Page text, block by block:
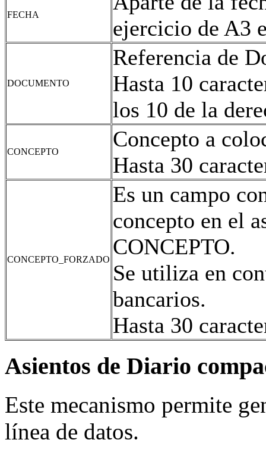
FECHA
ejercicio de A3
DOCUMENTO
Referencia de
Hasta 10
los 10 de la
CONCEPTO
Concepto a
Hasta 30
CONCEPTO_FORZADO
Es un campo
concepto en el
CONCEPTO.
Se utiliza en
bancarios.
Hasta 30
Asientos de Diario
Este mecanismo permite
línea de datos.